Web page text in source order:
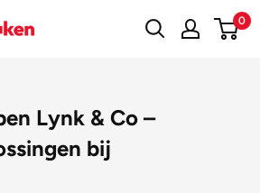
0
Lynk & Co –
bij